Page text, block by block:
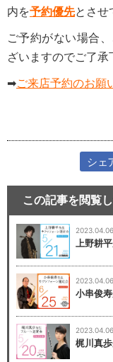
内を予約優先とさせ
ご予約がない場合
ざいますのでご了承
➡ご来店予約のお願
シェ
この記事を閲覧
2023.04.06
上野耕
2023.04.06
小串俊
2023.04.06
梶川真